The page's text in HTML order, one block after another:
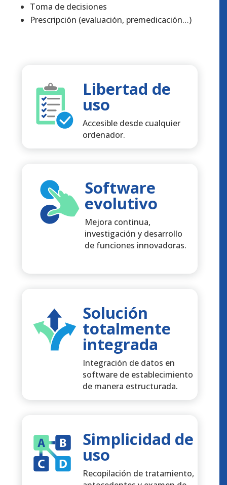
Toma de decisiones
Prescripción (evaluación, premedicación…)
Libertad de
uso
Accesible desde cualquier
ordenador.
Software
evolutivo
Mejora continua,
investigación y desarrollo
de funciones innovadoras.
Solución
totalmente
integrada
Integración de datos en
software de establecimiento
de manera estructurada.
Simplicidad de
uso
Recopilación de tratamiento,